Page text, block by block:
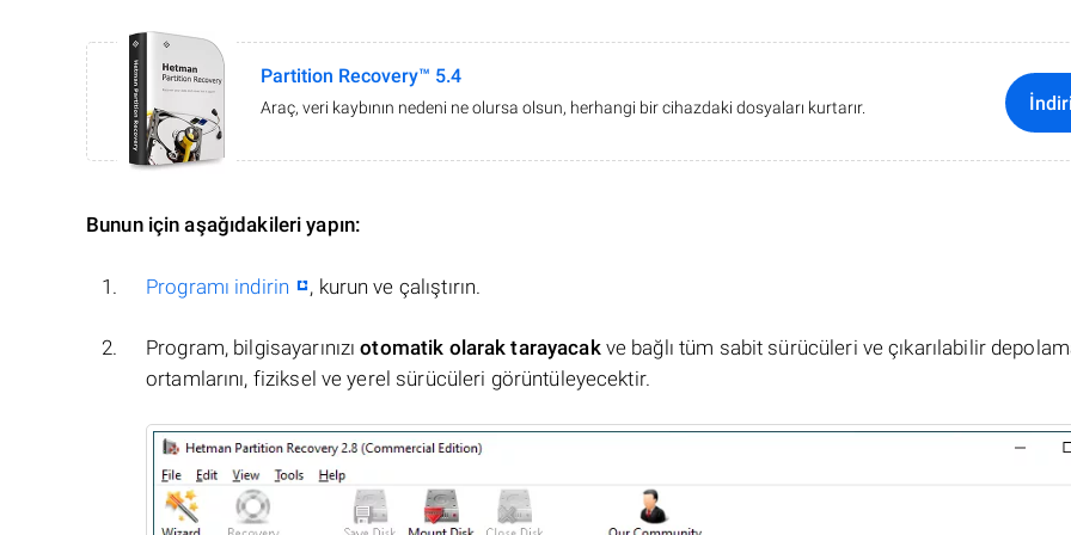
Partition Recovery™ 5.4
Araç, veri kaybının nedeni ne olursa olsun, herhangi bir cihazdaki dosyaları kurtarır.
Bunun için aşağıdakileri yapın:
Programı indirin , kurun ve çalıştırın.
Program, bilgisayarınızıotomatik olarak tarayacakve bağlı tüm sabit sürücüleri ve çıkarılabilir
ortamlarını, fiziksel ve yerel sürücüleri görüntüleyecektir.